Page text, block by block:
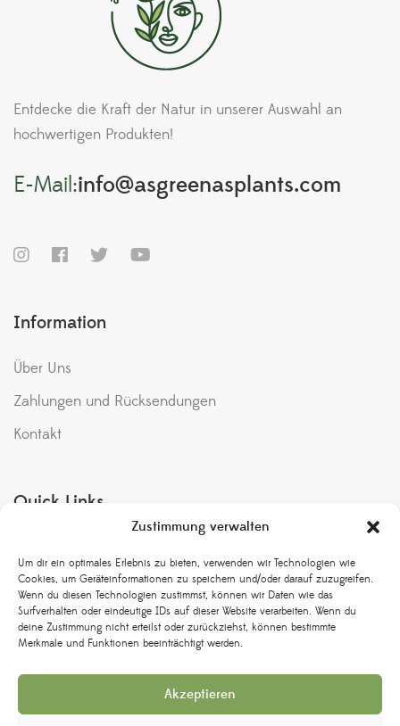
Zustimmung verwalten
Um dir ein optimales Erlebnis zu bieten, verwenden wir Technologien wie
Cookies, um Geräteinformationen zu speichern und/oder darauf zuzugreifen.
Wenn du diesen Technologien zustimmst, können wir Daten wie das
Surfverhalten oder eindeutige IDs auf dieser Website verarbeiten. Wenn du
deine Zustimmung nicht erteilst oder zurückziehst, können bestimmte
Merkmale und Funktionen beeinträchtigt werden.
Akzeptieren
Entdecke die Kraft der Natur in unserer Auswahl an
hochwertigen Produkten!
E-Mail:info@asgreenasplants.com
Information
Über Uns
Zahlungen und Rücksendungen
Kontakt
Quick Links
Bedingungen & Konditionen
Rückgabe und Umtausch
Versand & Lieferung
Datenschutzbestimmungen
Impressum